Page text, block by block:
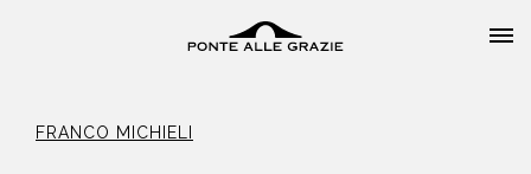
FRANCO MICHIELI